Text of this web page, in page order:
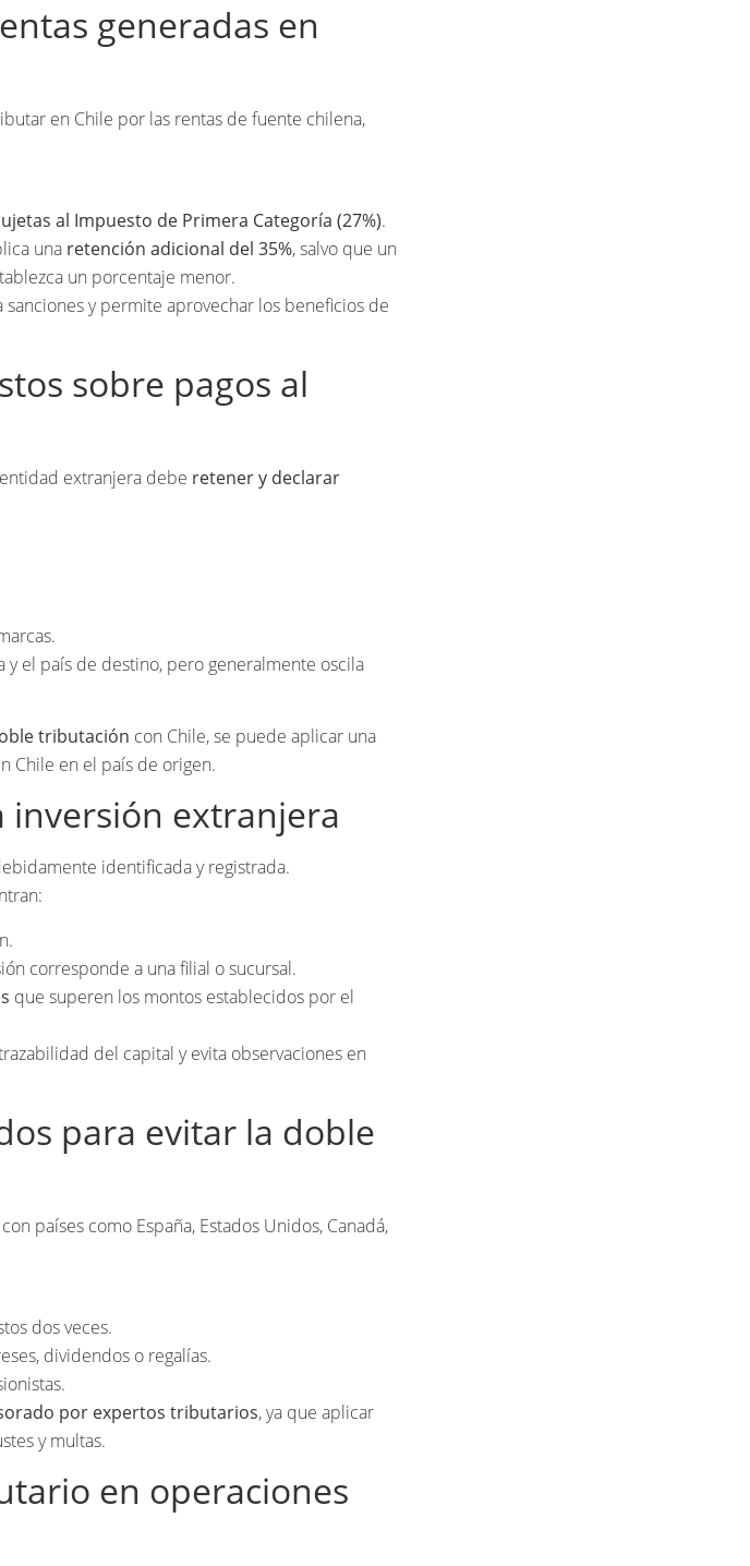
generadas en
en Chile por las rentas de fuente chilena,
al Impuesto de Primera Categoría (27%).
una retención adicional del 35%, salvo que un
un porcentaje menor.
y permite aprovechar los beneficios de
sobre pagos al
extranjera debe retener y declarar
el país de destino, pero generalmente oscila
tributación con Chile, se puede aplicar una
Chile en el país de origen.
inversión extranjera
identificada y registrada.
corresponde a una filial o sucursal.
que superen los montos establecidos por el
del capital y evita observaciones en
para evitar la doble
países como España, Estados Unidos, Canadá,
dos veces.
dividendos o regalías.
por expertos tributarios, ya que aplicar
y multas.
en operaciones